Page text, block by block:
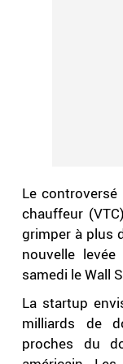
Le
chauffeur (VTC)
grimper à plus
nouvelle
samedi le Wall
La startup
milliards de
proches du